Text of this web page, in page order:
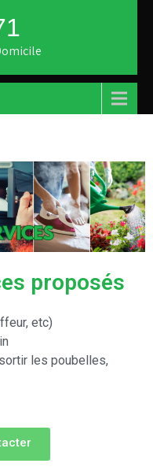
proposés
etc)
les poubelles,